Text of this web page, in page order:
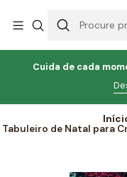
Cuida de cada
Tabuleiro de Natal para